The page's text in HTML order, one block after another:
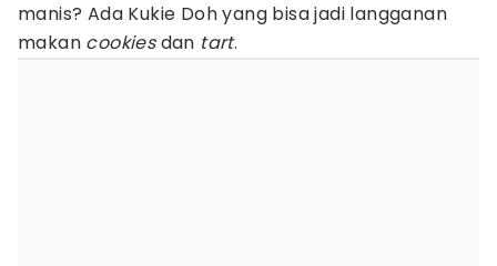
manis? Ada Kukie Doh yang bisa jadi langganan
makan cookiesdan tart.